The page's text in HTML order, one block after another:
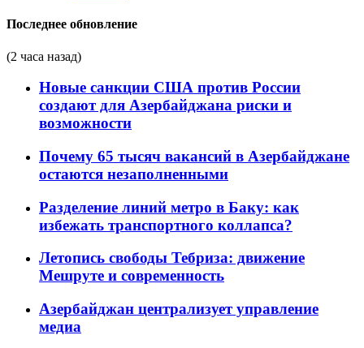
Последнее обновление
(2 часа назад)
Новые санкции США против России
создают для Азербайджана риски и
возможности
Почему 65 тысяч вакансий в Азербайджане
остаются незаполненными
Разделение линий метро в Баку: как
избежать транспортного коллапса?
Летопись свободы Тебриза: движение
Мешруте и современность
Азербайджан централизует управление
медиа